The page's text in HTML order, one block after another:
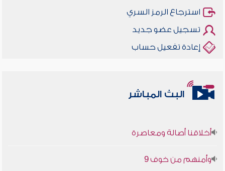
استرجاع الرمز السري
تسجيل عضو جديد
إعادة تفعيل حساب
البث المباشر
أخلاقنا أصالة ومعاصرة
وأمنهم من خوف 9